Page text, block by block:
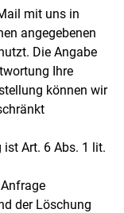
mit uns in
angegebenen
Die Angabe
Ihre
können wir
Art. 6 Abs. 1 lit.
der Löschung